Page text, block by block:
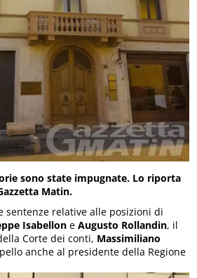
sono state impugnate. Lo riporta
Matin.
sentenze relative alle posizioni di
Isabellon eAugusto Rollandin, il
Corte dei conti, Massimiliano
anche al presidente della Regione